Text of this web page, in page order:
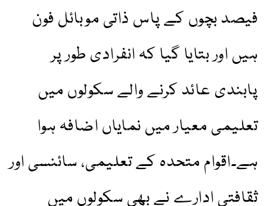
فیصد بچوں کے پاس ذاتی موبائل فون
ہیں اور بتایا گیا کہ انفرادی طور پر
پابندی عائد کرنے والے سکولوں میں
تعلیمی معیار میں نمایاں اضافہ ہوا
ہے۔اقوام متحدہ کے تعلیمی، سائنسی اور
ثقافتی ادارے نے بھی سکولوں میں